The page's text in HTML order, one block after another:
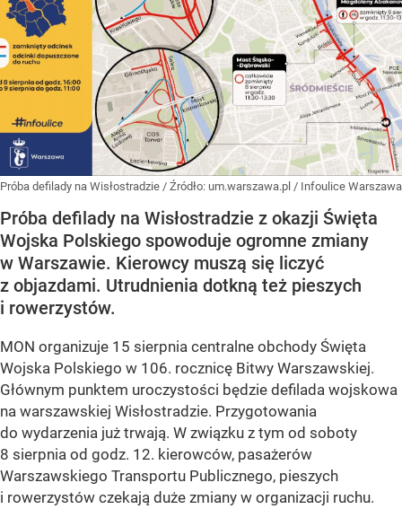
Próba defilady na Wisłostradzie / Źródło: um.warszawa.pl / Infoulice Warszawa
Próba defilady na Wisłostradzie z okazji Święta
Wojska Polskiego spowoduje ogromne zmiany
w Warszawie. Kierowcy muszą się liczyć
z objazdami. Utrudnienia dotkną też pieszych
i rowerzystów.
MON organizuje 15 sierpnia centralne obchody Święta
Wojska Polskiego w 106. rocznicę Bitwy Warszawskiej.
Głównym punktem uroczystości będzie defilada wojskowa
na warszawskiej Wisłostradzie. Przygotowania
do wydarzenia już trwają. W związku z tym od soboty
8 sierpnia od godz. 12. kierowców, pasażerów
Warszawskiego Transportu Publicznego, pieszych
i rowerzystów czekają duże zmiany w organizacji ruchu.